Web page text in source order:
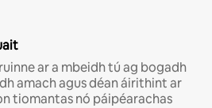
ar a mbeidh tú ag bogadh
amach agus déan áirithint ar
tiomantas nó páipéarachas